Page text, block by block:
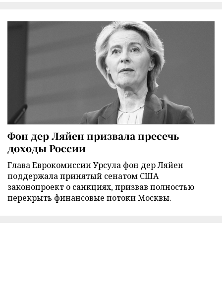
Фон дер Ляйен призвала пресечь
доходы России
Глава Еврокомиссии Урсула фон дер Ляйен
поддержала принятый сенатом США
законопроект о санкциях, призвав полностью
перекрыть финансовые потоки Москвы.